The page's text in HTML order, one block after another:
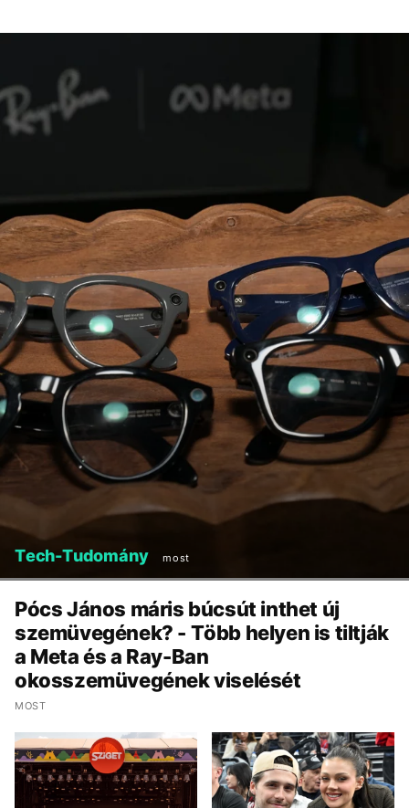
Tech-Tudomány most
Pócs János máris búcsút inthet új
szemüvegének? - Több helyen is tiltják
a Meta és a Ray-Ban
okosszemüvegének viselését
MOST